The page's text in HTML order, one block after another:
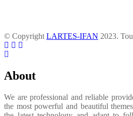
© Copyright LARTES-IFAN 2023.
About
We are professional and reliable
the most powerful and beautiful